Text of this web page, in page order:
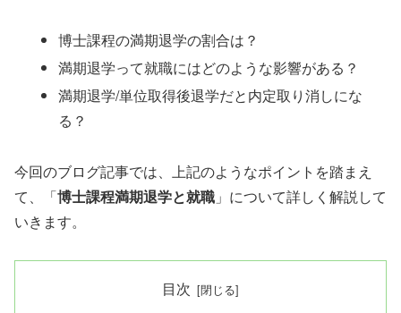
博士課程の満期退学の割合は？
満期退学って就職にはどのような影響がある？
満期退学/単位取得後退学だと内定取り消しにな
る？
今回のブログ記事では、上記のようなポイントを踏まえ
て、「博士課程満期退学と就職 」について詳しく解説して
いきます。
目次